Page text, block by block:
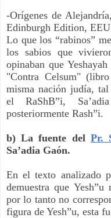
-Orígenes de Alejandría,
Edinburgh Edition,
Lo que los “rabinos”
los sabios que
opinaban que
"Contra Celsum"
misma nación judía,
el RaShB”i,
posteriormente Rash”i.
b) La fuente del Pr.
Sa’adia Gaón.
En el texto analizado
demuestra que
por lo tanto no
figura de Yesh”u, esta